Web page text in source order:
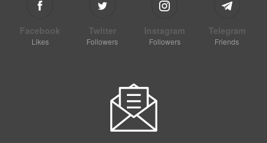
Facebook
Likes
Twitter
Followers
Instagram
Followers
Telegram
Friends